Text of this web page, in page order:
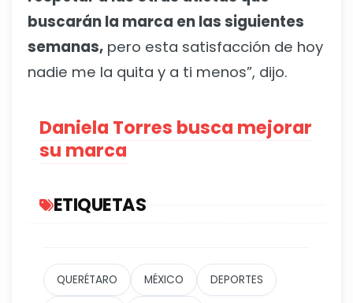
buscarán la marca en las siguientes
semanas, pero esta satisfacción de hoy
nadie me la quita y a ti menos”, dijo.
Daniela Torres busca mejorar
su marca
ETIQUETAS
QUERÉTARO MÉXICO DEPORTES